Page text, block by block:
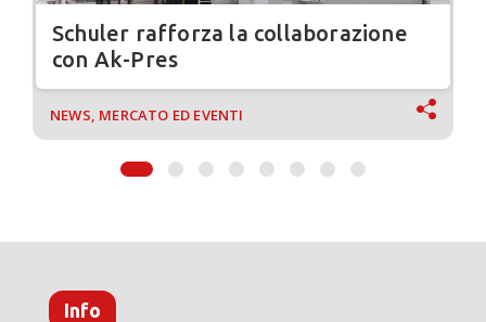
Schuler rafforza la collaborazione
con Ak-Pres
NEWS, MERCATO ED EVENTI
Info